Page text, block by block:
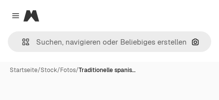
Close menu
Magnific
Nach
Startseite/Stock/Fotos/Traditionelle spanis…